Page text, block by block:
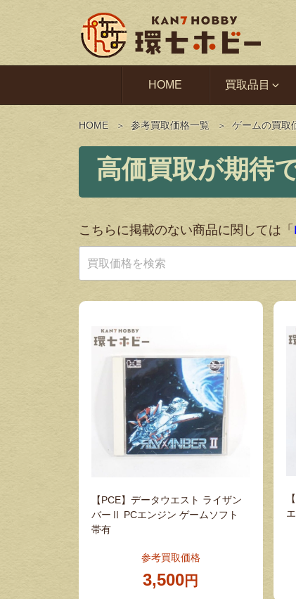
HOME 買取品目
HOME 参考買取価格一覧 ゲームの買取
こちらに掲載のない商品に関しては「
【PCE】データウエスト ライザン
バーⅡ PCエンジン ゲームソフト
帯有
参考買取価格
3,500円